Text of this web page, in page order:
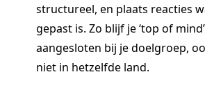
structureel, en plaats reacties
gepast is. Zo blijf je ‘top of
aangesloten bij je doelgroep,
niet in hetzelfde land.